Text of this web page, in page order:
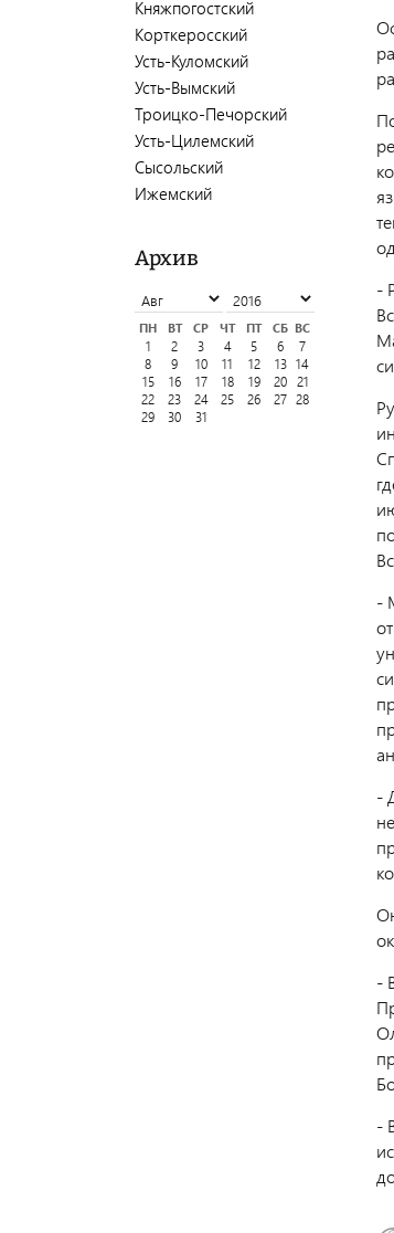
Княжпогостский
Корткеросский
Усть-Куломский
Усть-Вымский
Троицко-Печорский
Усть-Цилемский
Сысольский
Ижемский
Архив
ПН ВТ СР ЧТ ПТ СБ ВС
1
2 3 4 5 6
7
8
9 10 11 12 13 14
15
16 17 18 19 20 21
22
23 24 25 26 27 28
29
30 31
-
-
-
-
-